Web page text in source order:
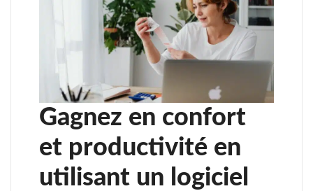
Gagnez en confort
et productivité en
utilisant un logiciel